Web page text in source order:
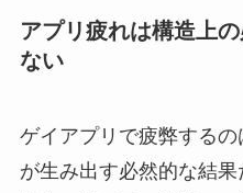
アプリ疲れは構造上
ない
ゲイアプリで疲弊する
が生み出す必然的な結